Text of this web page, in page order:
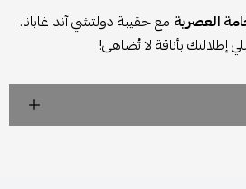
العصرية مع حقيبة دولتشي آند غابانا.
إطلالتك بأناقة لا تُضاهى!